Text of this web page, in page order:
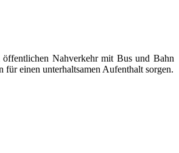
öffentlichen Nahverkehr mit Bus und Bahn
für einen unterhaltsamen Aufenthalt sorgen.